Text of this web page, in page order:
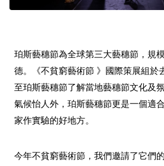
珀斯藝穗節為全球第三大藝穗節，規
德。《不貧窮藝術節 》國際策展組於
至珀斯藝穗節了解當地藝穗節文化及
氣候怡人外，珀斯藝穗節更是一個適
家作實驗的好地方。
今年不貧窮藝術節，我們邀請了它們